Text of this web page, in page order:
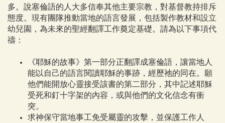
多。說塞倫語的人大多信奉其他主要宗教，對基督教持排斥
態度。現有團隊推動當地的語言發展，包括製作教材和設立
幼兒園，為未來的聖經翻譯工作奠定基礎。請為以下事項代
禱：
《耶穌的故事》第一部分正翻譯成塞倫語，讓當地人
能以自己的語言閱讀耶穌的事跡，經歷祂的同在。願
他們能開放心靈接受該書的第二部分，其中記述耶穌
受死和釘十字架的內容，或與他們的文化信念有衝
突。
求神保守當地事工免受屬靈的攻擊，並保護工作人